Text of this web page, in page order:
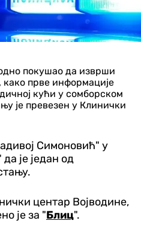
покушао да изврши
како прве информације
кући у сомборском
је превезен у Клинички
Симоновић" у
је један од
центар Војводине,
је за "Блиц".